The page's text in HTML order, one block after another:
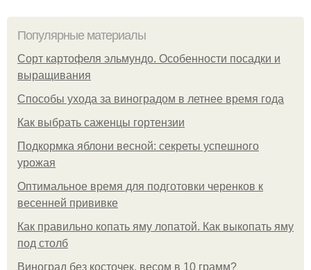
Популярные материалы
Сорт картофеля эльмундо. Особенности посадки и
выращивания
Способы ухода за виноградом в летнее время года
Как выбрать саженцы гортензии
Подкормка яблони весной: секреты успешного
урожая
Оптимальное время для подготовки черенков к
весенней прививке
Как правильно копать яму лопатой. Как выкопать яму
под столб
Виноград без косточек, весом в 10 грамм?